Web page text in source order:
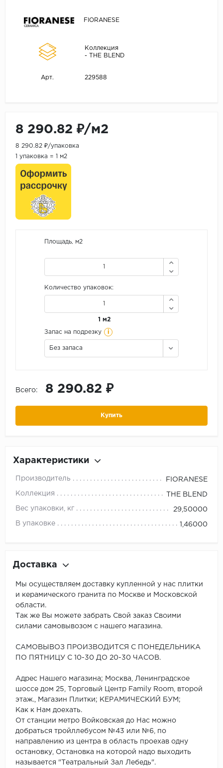
FIORANESE
Коллекция
- THE BLEND
Арт. 229588
8 290.82 ₽/м2
8 290.82 ₽/упаковка
1 упаковка = 1 м2
Площадь, м2
Количество упаковок:
1 м2
Запас на подрезку i
Без запаса
Всего: 8 290.82 ₽
Купить
Характеристики
Производитель FIORANESE
Коллекция THE BLEND
Вес упаковки, кг 29,50000
В упаковке 1,46000
Доставка
Мы осуществляем доставку купленной у нас плитки
и керамического гранита по Москве и Московской
области.
Так же Вы можете забрать Свой заказ Своими
силами самовывозом с нашего магазина.
САМОВЫВОЗ ПРОИЗВОДИТСЯ С ПОНЕДЕЛЬНИКА
ПО ПЯТНИЦУ С 10-30 ДО 20-30 ЧАСОВ.
Адрес Нашего магазина; Москва, Ленинградское
шоссе дом 25, Торговый Центр Family Room, второй
этаж., Магазин Плитки; КЕРАМИЧЕСКИЙ БУМ;
Как к Нам доехать.
От станции метро Войковская до Нас можно
добраться тройллебусом №43 или №6, по
направлению из центра в область проехав одну
остановку, Остановка на которой надо выходить
называется "Театральный Зал Лебедь".